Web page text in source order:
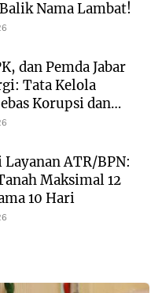
Nama Lambat!
dan Pemda Jabar
Tata Kelola
Korupsi dan
Menguat
ATR/BPN:
Maksimal 12
10 Hari